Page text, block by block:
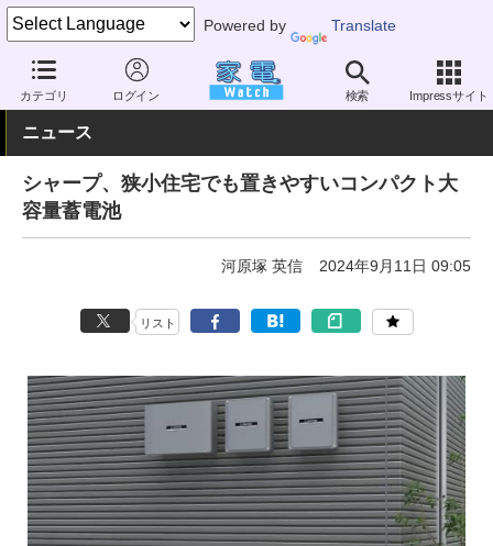
Powered by Translate
カテゴリ ログイン 検索 Impressサイト
家電 Watch エネルギー エネルギー 蓄電池
ニュース
シャープ、狭小住宅でも置きやすいコンパクト大
容量蓄電池
河原塚 英信 2024年9月11日 09:05
リスト